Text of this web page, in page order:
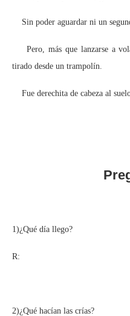
Sin poder aguardar ni un
Pero, más que lanzarse a
tirado desde un trampolín.
Fue derechita de cabeza al
1)¿Qué día llego?
R:
2)¿Qué hacían las crías?